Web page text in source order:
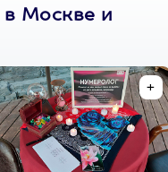
в Москве и